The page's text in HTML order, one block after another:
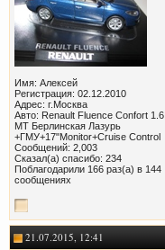
Имя: Алексей
Регистрация: 02.12.2010
Адрес: г.Москва
Авто: Renault Fluence Confort 1.6
MT Берлинская Лазурь
+ГМУ+17"Monitor+Cruise Control
Сообщений: 2,003
Сказал(а) спасибо: 234
Поблагодарили 166 раз(а) в 144
сообщениях
21.07.2015, 12:41